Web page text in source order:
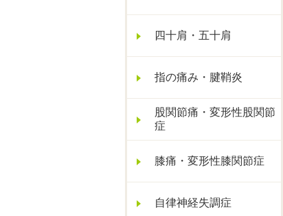
四十肩・五十肩
指の痛み・腱鞘炎
股関節痛・変形性股関節
症
膝痛・変形性膝関節症
自律神経失調症